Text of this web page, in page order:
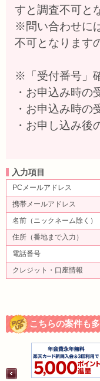
すと調査不可と
※問い合わせに
不可となります
※「受付番号」
・お申込み時の
・お申込み時の
・お申し込み後
入力項目
PCメールアドレス
携帯メールアドレス
名前（ニックネーム除く）
住所（番地まで入力）
電話番号
クレジット・口座情報
こちらの案件も